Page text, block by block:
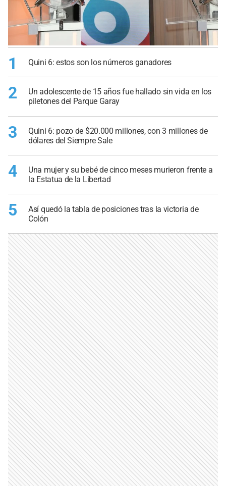
1 Quini 6: estos son los números ganadores
2
Un adolescente de 15 años fue hallado sin vida en los
piletones del Parque Garay
3
Quini 6: pozo de $20.000 millones, con 3 millones de
dólares del Siempre Sale
4
Una mujer y su bebé de cinco meses murieron frente a
la Estatua de la Libertad
5
Así quedó la tabla de posiciones tras la victoria de
Colón